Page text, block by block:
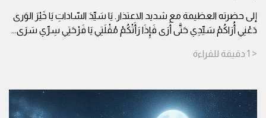
إلى حضرته العظيمة مع شديد الاعتذار. يَا سَيِّدَ السّاداتِ يَا خَيْرَ الوَرى
دَعْنِي أُرَاكُمْ سَيِّدِي حَتَّى أَرَى فَإِذَا رَأَتْكُمْ مُقْلَتِي يَا فَرْحَتِي سِرِّي سَرَى...
< 1 دقيقة للقراءة